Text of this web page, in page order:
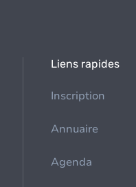
Liens rapides
Inscription
Annuaire
Agenda